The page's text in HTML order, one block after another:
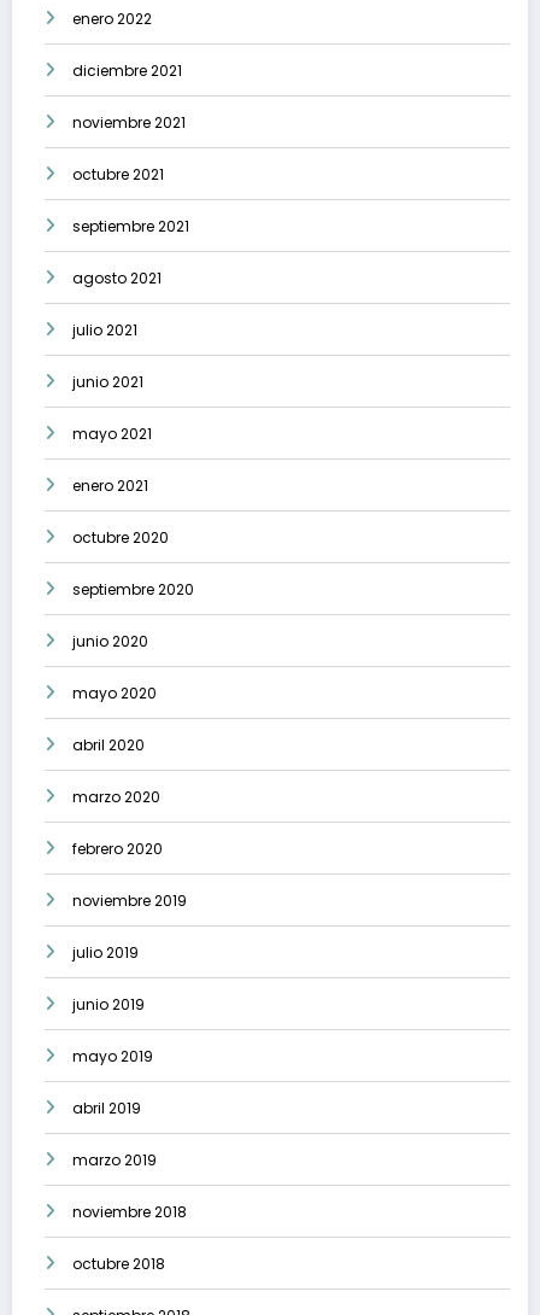
enero 2022
diciembre 2021
noviembre 2021
octubre 2021
septiembre 2021
agosto 2021
julio 2021
junio 2021
mayo 2021
enero 2021
octubre 2020
septiembre 2020
junio 2020
mayo 2020
abril 2020
marzo 2020
febrero 2020
noviembre 2019
julio 2019
junio 2019
mayo 2019
abril 2019
marzo 2019
noviembre 2018
octubre 2018